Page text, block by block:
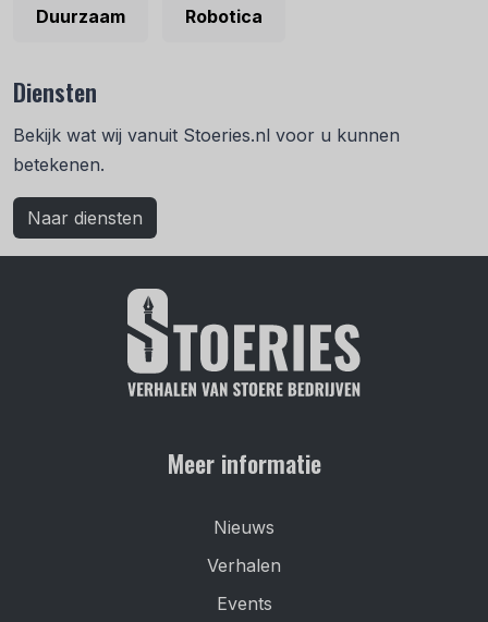
Duurzaam Robotica
Diensten
Bekijk wat wij vanuit Stoeries.nl voor u kunnen
betekenen.
Naar diensten
Meer informatie
Nieuws
Verhalen
Events